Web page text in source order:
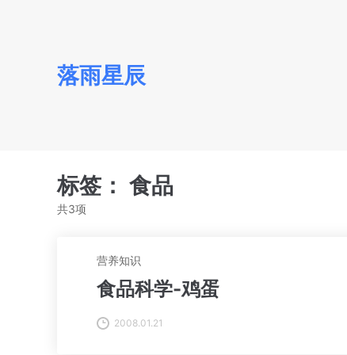
落雨星辰
标签： 食品
共3项
营养知识
食品科学-鸡蛋
2008.01.21